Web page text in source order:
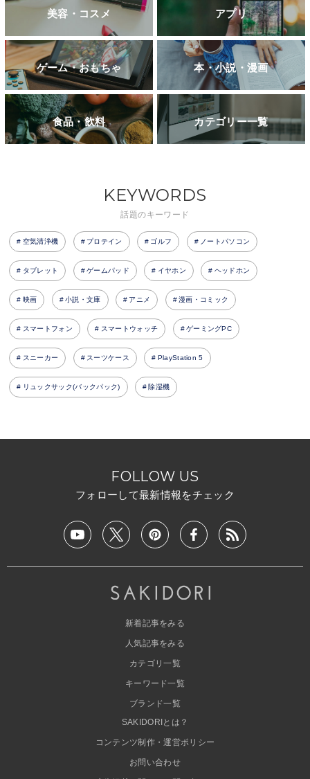
美容・コスメ アプリ
ゲーム・おもちゃ 本・小説・漫画
食品・飲料 カテゴリー一覧
KEYWORDS
話題のキーワード
空気清浄機 プロテイン ゴルフ ノートパソコン
タブレット ゲームパッド イヤホン ヘッドホン
映画 小説・文庫 アニメ 漫画・コミック
スマートフォン スマートウォッチ ゲーミングPC
スニーカー スーツケース PlayStation 5
リュックサック(バックパック) 除湿機
FOLLOW US
フォローして最新情報をチェック
新着記事をみる
人気記事をみる
カテゴリ一覧
キーワード一覧
ブランド一覧
SAKIDORIとは？
コンテンツ制作・運営ポリシー
お問い合わせ